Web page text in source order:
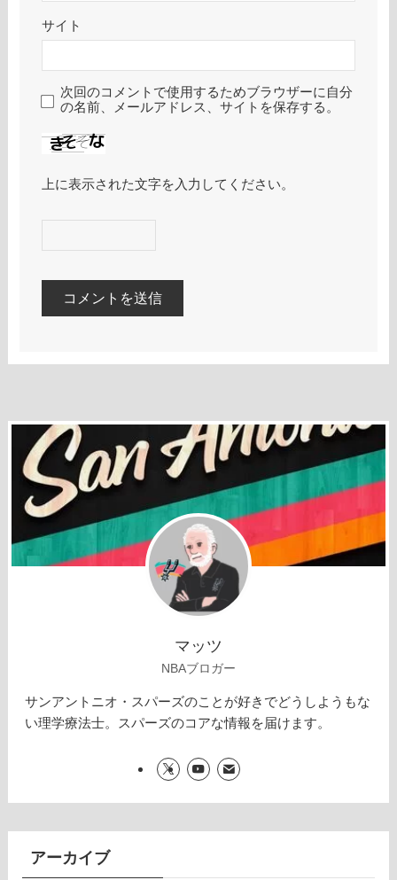
サイト
次回のコメントで使用するためブラウザーに自分
の名前、メールアドレス、サイトを保存する。
上に表示された文字を入力してください。
マッツ
NBAブロガー
サンアントニオ・スパーズのことが好きでどうしようもな
い理学療法士。スパーズのコアな情報を届けます。
アーカイブ